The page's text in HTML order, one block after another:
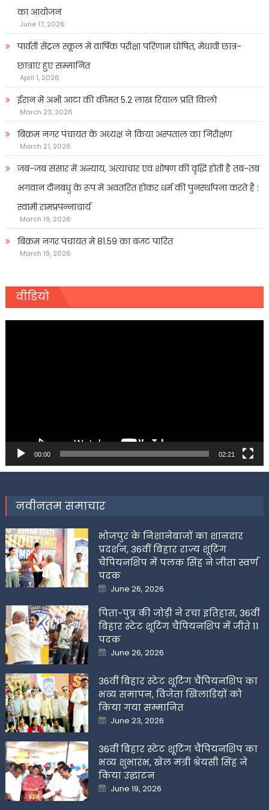
का आयोजन
June 17, 2026
पार्वती सेंट्रल स्कूल में वार्षिक परीक्षा परिणाम घोषित, मेधावी छात्र-
छात्राएं हुए सम्मानित
April 1, 2026
ईरान में अभी आटा की कीमत 5.2 लाख रियाल प्रति किलो
March 23, 2026
बिक्रम नगर पंचायत के अध्यक्ष ने किया अस्पताल का निरीक्षण
March 21, 2026
जब-जब संसार में अन्याय, अत्याचार एवं शोषण की वृद्धि होती है तब-तब
भगवान दीनबंधु के रूप में अवतरित होकर धर्म की पुनर्स्थापना करते हैं :
स्वामी रामप्रपन्नाचार्य
March 19, 2026
बिक्रम नगर पंचायत में 81.59 का बजट पारित
March 19, 2026
वीडियो
00:00 02:21
नवीनतम समाचार
भोजपुर के निशानेबाजों का शानदार
प्रदर्शन, 36वीं बिहार राज्य शूटिंग
चैंपियनशिप में पलक सिंह ने जीता स्वर्ण
पदक
Posted
on
June 26, 2026
पिता-पुत्र की जोड़ी ने रचा इतिहास, 36वीं
बिहार स्टेट शूटिंग चैंपियनशिप में जीते 11
पदक
Posted
on
June 26, 2026
36वीं बिहार स्टेट शूटिंग चैंपियनशिप का
भव्य समापन, विजेता खिलाडिय़ों को
किया गया सम्मानित
Posted
on
June 23, 2026
36वीं बिहार स्टेट शूटिंग चैंपियनशिप का
भव्य शुभारंभ, खेल मंत्री श्रेयसी सिंह ने
किया उद्घाटन
Posted
on
June 19, 2026